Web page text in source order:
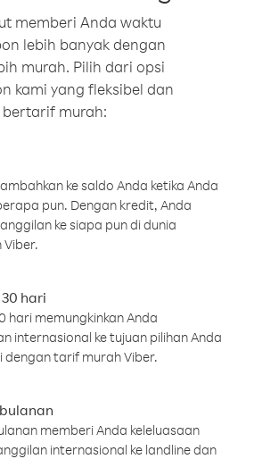
memberi Anda waktu
lebih banyak dengan
murah. Pilih dari opsi
kami yang fleksibel dan
bertarif murah:
ke saldo Anda ketika Anda
pun. Dengan kredit, Anda
ke siapa pun di dunia
hari
hari memungkinkan Anda
internasional ke tujuan pilihan Anda
dengan tarif murah Viber.
memberi Anda keleluasaan
internasional ke landline dan